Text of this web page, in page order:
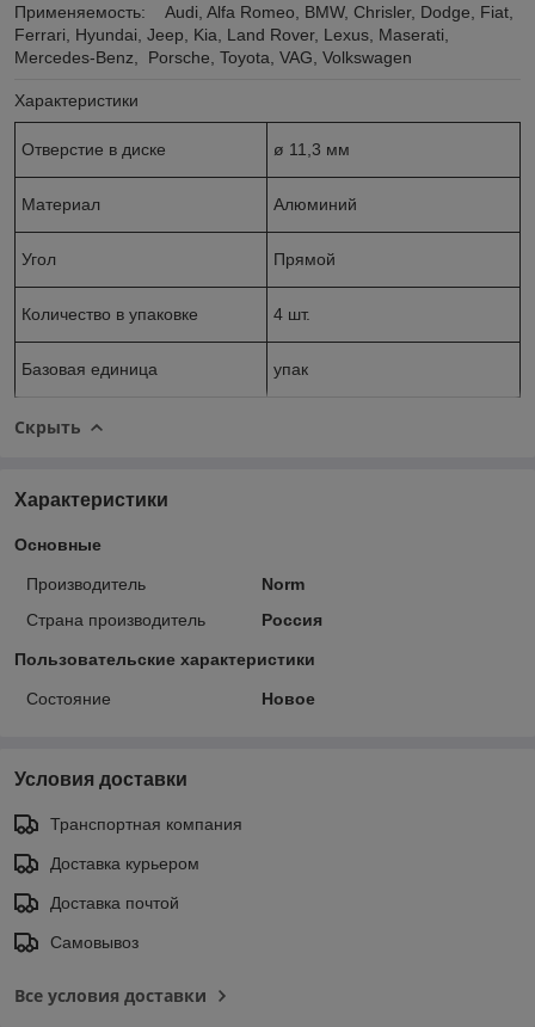
Применяемость: Audi, Alfa Romeo, BMW, Chrisler, Dodge, Fiat,
Ferrari, Hyundai, Jeep, Kia, Land Rover, Lexus, Maserati,
Mercedes-Benz, Porsche, Toyota, VAG, Volkswagen
Характеристики
Отверстие в диске ø 11,3 мм
Материал Алюминий
Угол Прямой
Количество в упаковке 4 шт.
Базовая единица упак
Скрыть
Характеристики
Основные
Производитель
Norm
Страна производитель
Россия
Пользовательские характеристики
Состояние Новое
Условия доставки
Транспортная компания
Доставка курьером
Доставка почтой
Самовывоз
Все условия доставки